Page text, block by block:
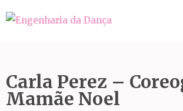
para
(Pressione
Enter)
Carla Perez –
Mamãe Noel